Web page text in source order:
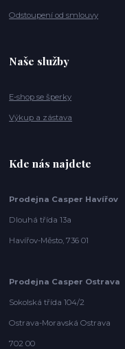
Odstoupení od smlouvy
Naše služby
E-shop se šperky
Výkup a zástava
Kde nás najdete
Prodejna Casper Havířov
Dlouhá třída 13a
Havířov-Město, 736 01
Prodejna Casper Ostrava
Sokolská třída 104/2
Ostrava-Moravská Ostrava
702 00